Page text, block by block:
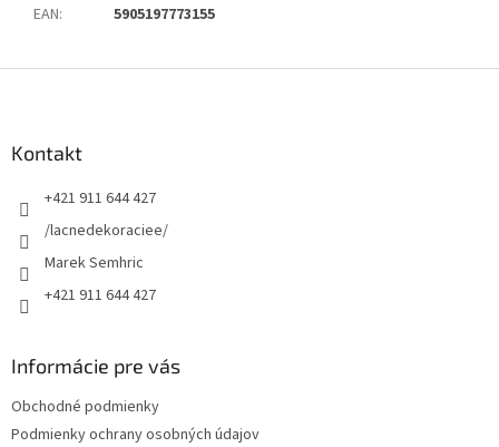
EAN: 5905197773155
Kontakt
+421 911 644 427
/lacnedekoraciee/
Marek Semhric
+421 911 644 427
Informácie pre vás
Obchodné podmienky
Podmienky ochrany osobných údajov